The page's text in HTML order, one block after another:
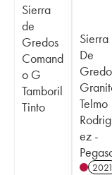
Sierra
de
Gredos
Comand
o G
Tamboril
Tinto
Sierra
De
Telmo
ez -
2021